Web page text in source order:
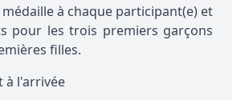
à chaque participant(e) et
pour les trois premiers garçons
filles.
à l'arrivée